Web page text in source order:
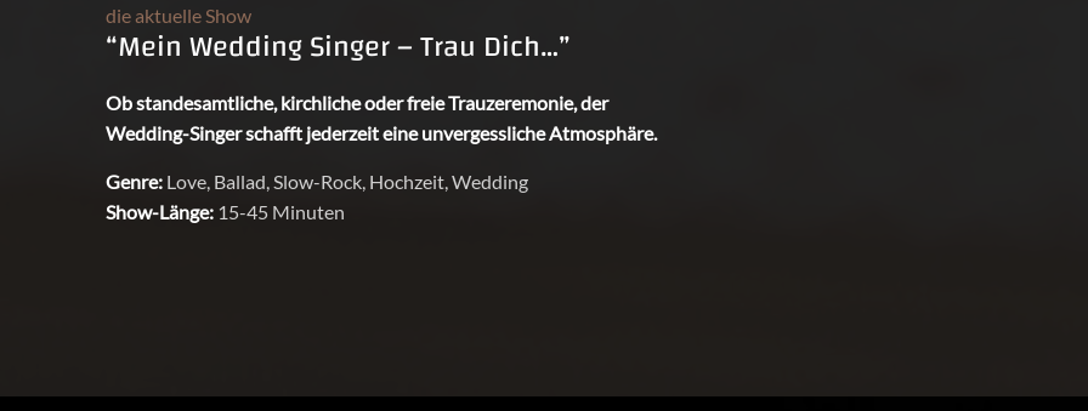
die aktuelle Show
“Mein Wedding Singer – Trau Dich…”
Ob standesamtliche, kirchliche oder freie Trauzeremonie, der
Wedding-Singer schafft jederzeit eine unvergessliche Atmosphäre.
Genre: Love, Ballad, Slow-Rock, Hochzeit, Wedding
Show-Länge: 15-45 Minuten